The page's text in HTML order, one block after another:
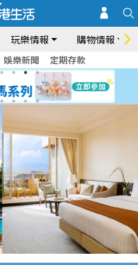
玩樂情報 購物情報
娛樂新聞 定期存款